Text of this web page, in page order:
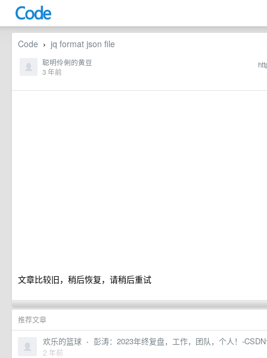
Code › jq format json file
聪明伶俐的黄豆
3 年前
文章比较旧，稍后恢复，请稍后重试
推荐文章
欢乐的篮球 · 彭涛：2023年终复盘，工作，团队，个人！-
2 年前